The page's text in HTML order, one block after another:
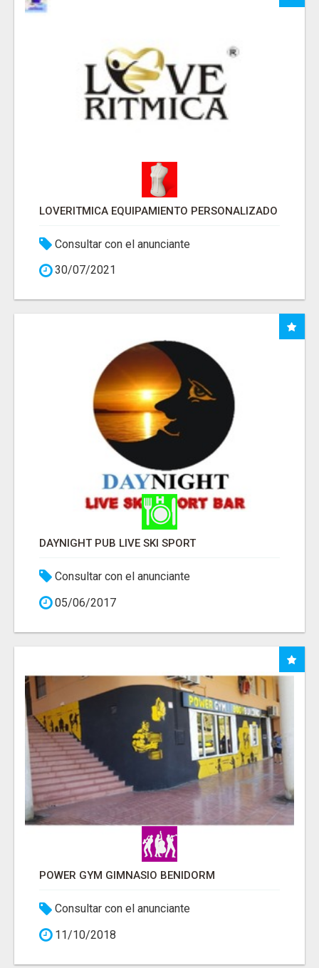
LOVERITMICA EQUIPAMIENTO PERSONALIZADO
Consultar con el anunciante
30/07/2021
DAYNIGHT PUB LIVE SKI SPORT
Consultar con el anunciante
05/06/2017
POWER GYM GIMNASIO BENIDORM
Consultar con el anunciante
11/10/2018